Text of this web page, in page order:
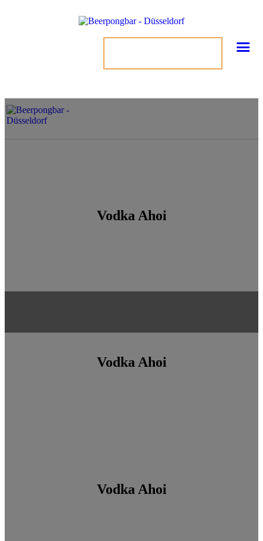
Vodka Ahoi
Vodka Ahoi
Vodka Ahoi